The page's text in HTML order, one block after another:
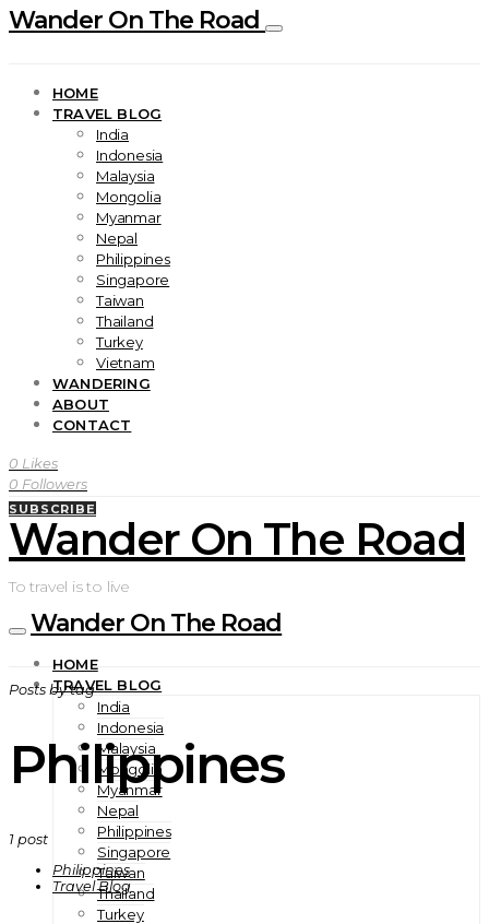
Wander On The Road
HOME
TRAVEL BLOG
India
Indonesia
Malaysia
Mongolia
Myanmar
Nepal
Philippines
Singapore
Taiwan
Thailand
Turkey
Vietnam
WANDERING
ABOUT
CONTACT
0 Likes
0 Followers
SUBSCRIBE
Wander On The Road
To travel is to live
Wander On The Road
HOME
TRAVEL BLOG
India
Indonesia
Malaysia
Mongolia
Myanmar
Nepal
Philippines
Singapore
Taiwan
Thailand
Turkey
Posts by tag
Philippines
1 post
Philippines
Travel Blog